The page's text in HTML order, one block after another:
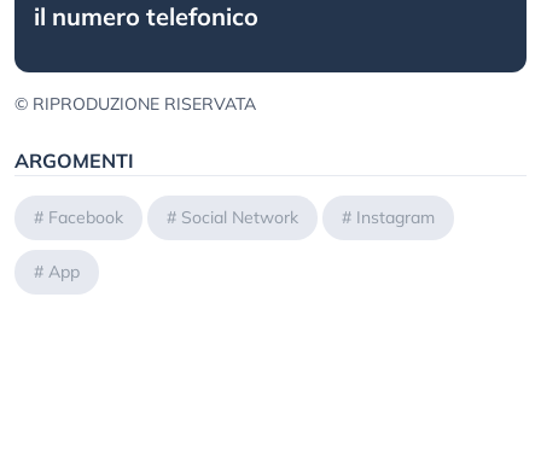
il numero telefonico
© RIPRODUZIONE RISERVATA
ARGOMENTI
# Facebook # Social Network # Instagram
# App